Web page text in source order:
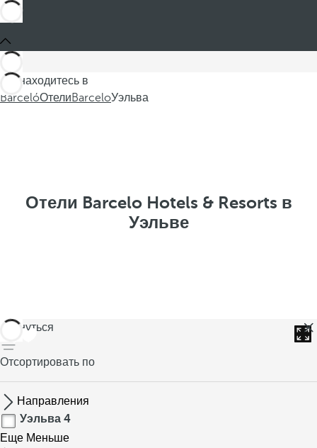
Вы находитесь в
BarcelóОтелиBarceloУэльва
Отели Barcelo Hotels & Resorts в
Уэльве
вернуться
Отсортировать по
Направления
Уэльва 4
Еще Меньше